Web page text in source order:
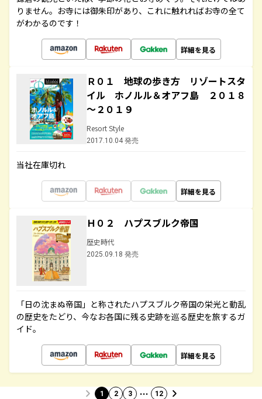
りません。お寺には御朱印があり、これに触れればお寺の全て
がわかるのです！
詳細を見る
Ｒ０１ 地球の歩き方 リゾートスタ
イル ホノルル＆オアフ島 ２０１８
～２０１９
Resort Style
2017.10.04 発売
当社在庫切れ
詳細を見る
Ｈ０２ ハプスブルク帝国
歴史時代
2025.09.18 発売
「日の沈まぬ帝国」と称されたハプスブルク帝国の栄光と動乱
の歴史をたどり、今なお各国に残る史跡を巡る歴史を旅するガ
イド。
詳細を見る
1 2 3 … 12